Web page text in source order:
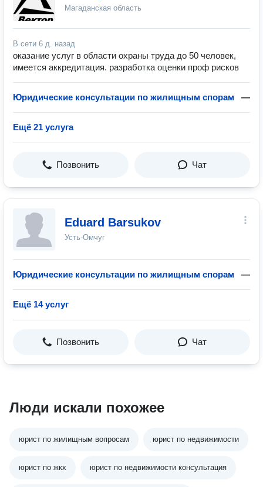
Магаданская область
В сети 6 д. назад
оказание услуг в области охраны труда до 50 человек,
имеется аккредитация. разработка оценки проф рисков
Юридические консультации по жилищным спорам —
Ещё 21 услуга
Позвонить Чат
Eduard Barsukov
Усть-Омчуг
Юридические консультации по жилищным спорам —
Ещё 14 услуг
Позвонить Чат
Люди искали похожее
юрист по жилищным вопросам юрист по недвижимости
юрист по жкх юрист по недвижимости консультация